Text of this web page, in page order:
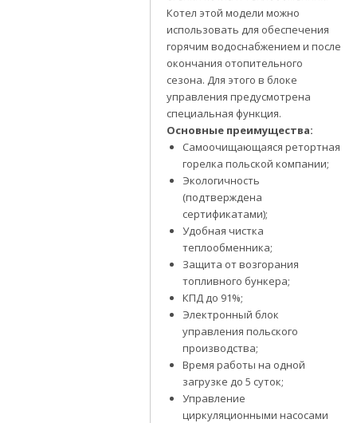
Котел этой модели можно
использовать для обеспечения
горячим водоснабжением и после
окончания отопительного
сезона. Для этого в блоке
управления предусмотрена
специальная функция.
Основные преимущества:
Самоочищающаяся ретортная
горелка польской компании;
Экологичность
(подтверждена
сертификатами);
Удобная чистка
теплообменника;
Защита от возгорания
топливного бункера;
КПД до 91%;
Электронный блок
управления польского
производства;
Время работы на одной
загрузке до 5 суток;
Управление
циркуляционными насосами